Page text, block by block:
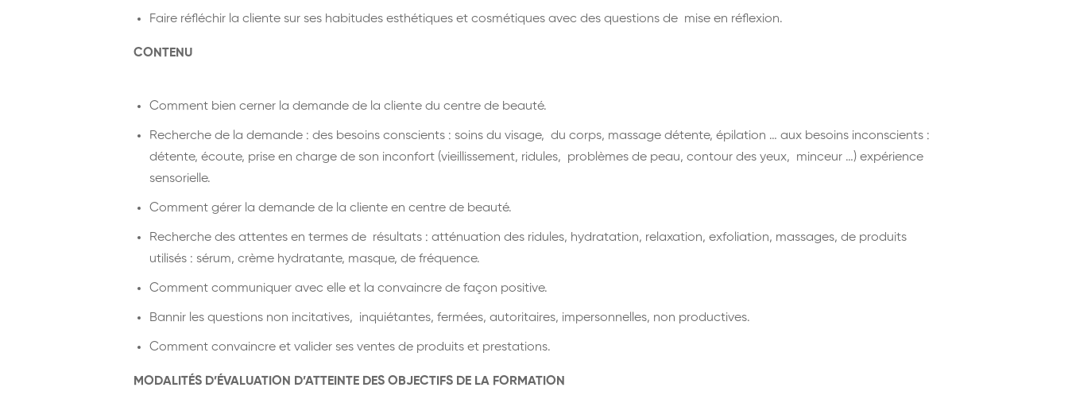
Faire réfléchir la cliente sur ses habitudes esthétiques et cosmétiques avec des questions de mise en réflexion.
CONTENU
Comment bien cerner la demande de la cliente du centre de beauté.
Recherche de la demande : des besoins conscients : soins du visage, du corps, massage détente, épilation … aux besoins inconscients :
détente, écoute, prise en charge de son inconfort (vieillissement, ridules, problèmes de peau, contour des yeux, minceur …) expérience
sensorielle.
Comment gérer la demande de la cliente en centre de beauté.
Recherche des attentes en termes de résultats : atténuation des ridules, hydratation, relaxation, exfoliation, massages, de produits
utilisés : sérum, crème hydratante, masque, de fréquence.
Comment communiquer avec elle et la convaincre de façon positive.
Bannir les questions non incitatives, inquiétantes, fermées, autoritaires, impersonnelles, non productives.
Comment convaincre et valider ses ventes de produits et prestations.
MODALITÉS D’ÉVALUATION D’ATTEINTE DES OBJECTIFS DE LA FORMATION